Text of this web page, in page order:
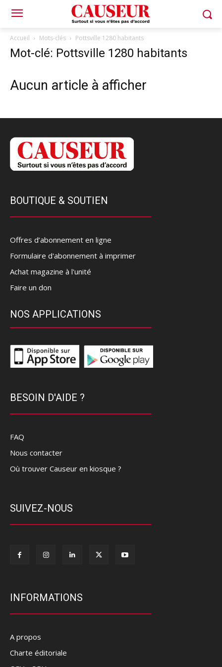
Accueil Mots-clés Pottsville 1280 habitants
Mot-clé: Pottsville 1280 habitants
Aucun article à afficher
BOUTIQUE & SOUTIEN
Offres d’abonnement en ligne
Formulaire d'abonnement à imprimer
Achat magazine à l'unité
Faire un don
NOS APPLICATIONS
BESOIN D'AIDE ?
FAQ
Nous contacter
Où trouver Causeur en kiosque ?
SUIVEZ-NOUS
INFORMATIONS
A propos
Charte éditoriale